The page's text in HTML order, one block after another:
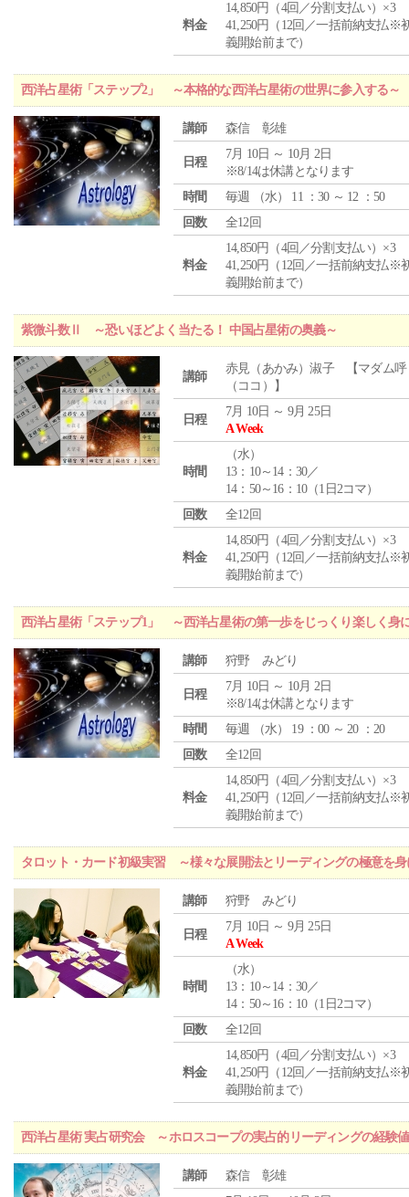
料金
14,850円（4回／分割支払い）×3
41,250円（12回／一括前納支払※
義開始前まで）
西洋占星術「ステップ2」 ～本格的な西洋占星術の世界に参入する～
講師 森信 彰雄
日程
7月 10日 ～ 10月 2日
※8/14は休講となります
時間
毎週 （水） 11 ：30 ～ 12 ：50
回数
全12回
料金
14,850円（4回／分割支払い）×3
41,250円（12回／一括前納支払※
義開始前まで）
紫微斗数Ⅱ ～恐いほどよく当たる！ 中国占星術の奥義～
講師
赤見（あかみ）淑子 【マダム呼
（ココ）】
日程
7月 10日 ～ 9月 25日
A Week
時間
（水）
13：10～14：30／
14：50～16：10（1日2コマ）
回数
全12回
料金
14,850円（4回／分割支払い）×3
41,250円（12回／一括前納支払※
義開始前まで）
西洋占星術「ステップ1」 ～西洋占星術の第一歩をじっくり楽しく身
講師 狩野 みどり
日程
7月 10日 ～ 10月 2日
※8/14は休講となります
時間
毎週 （水） 19 ：00 ～ 20 ：20
回数
全12回
料金
14,850円（4回／分割支払い）×3
41,250円（12回／一括前納支払※
義開始前まで）
タロット・カード初級実習 ～様々な展開法とリーディングの極意を身
講師 狩野 みどり
日程
7月 10日 ～ 9月 25日
A Week
時間
（水）
13：10～14：30／
14：50～16：10（1日2コマ）
回数
全12回
料金
14,850円（4回／分割支払い）×3
41,250円（12回／一括前納支払※
義開始前まで）
西洋占星術 実占研究会 ～ホロスコープの実占的リーディングの経験
講師
森信 彰雄